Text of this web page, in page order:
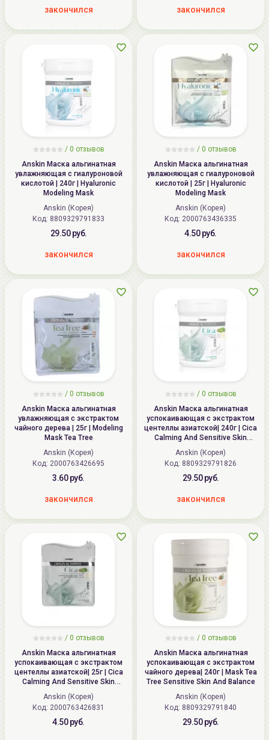
закончился закончился
/ 0 отзывов
Anskin Маска альгинатная
увлажняющая с гиалуроновой
кислотой | 240г | Hyaluronic
Modeling Mask
Anskin (Корея)
Код: 8809329791833
29.50 руб.
закончился
/ 0 отзывов
Anskin Маска альгинатная
увлажняющая с гиалуроновой
кислотой | 25г | Hyaluronic
Modeling Mask
Anskin (Корея)
Код: 2000763436335
4.50 руб.
закончился
/ 0 отзывов
Anskin Маска альгинатная
увлажняющая с экстрактом
чайного дерева | 25г | Modeling
Mask Tea Tree
Anskin (Корея)
Код: 2000763426695
3.60 руб.
закончился
/ 0 отзывов
Anskin Маска альгинатная
успокаивающая с экстрактом
центеллы азиатской| 240г | Cica
Calming And Sensitive Skin
Modeling Mask
Anskin (Корея)
Код: 8809329791826
29.50 руб.
закончился
/ 0 отзывов
Anskin Маска альгинатная
успокаивающая с экстрактом
центеллы азиатской| 25г | Cica
Calming And Sensitive Skin
Modeling Mask
Anskin (Корея)
Код: 2000763426831
4.50 руб.
/ 0 отзывов
Anskin Маска альгинатная
успокаивающая с экстрактом
чайного дерева| 240г | Mask Tea
Tree Sensitive Skin And Balance
Anskin (Корея)
Код: 8809329791840
29.50 руб.